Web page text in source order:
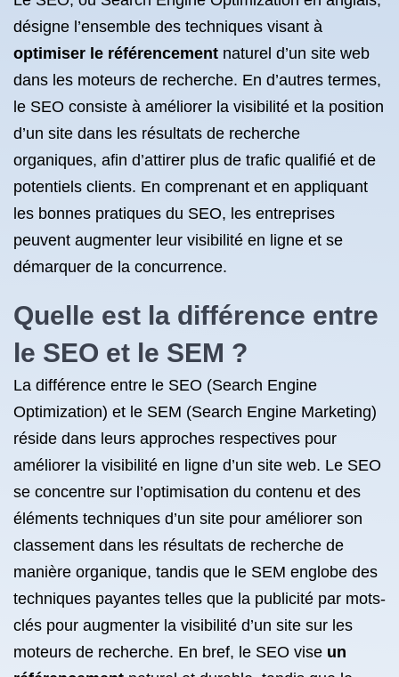
désigne l’ensemble des techniques visant à
optimiser le référencement naturel d’un site web
dans les moteurs de recherche. En d’autres termes,
le SEO consiste à améliorer la visibilité et la position
d’un site dans les résultats de recherche
organiques, afin d’attirer plus de trafic qualifié et de
potentiels clients. En comprenant et en appliquant
les bonnes pratiques du SEO, les entreprises
peuvent augmenter leur visibilité en ligne et se
démarquer de la concurrence.
Quelle est la différence entre
le SEO et le SEM ?
La différence entre le SEO (Search Engine
Optimization) et le SEM (Search Engine Marketing)
réside dans leurs approches respectives pour
améliorer la visibilité en ligne d’un site web. Le SEO
se concentre sur l’optimisation du contenu et des
éléments techniques d’un site pour améliorer son
classement dans les résultats de recherche de
manière organique, tandis que le SEM englobe des
techniques payantes telles que la publicité par mots-
clés pour augmenter la visibilité d’un site sur les
moteurs de recherche. En bref, le SEO vise un